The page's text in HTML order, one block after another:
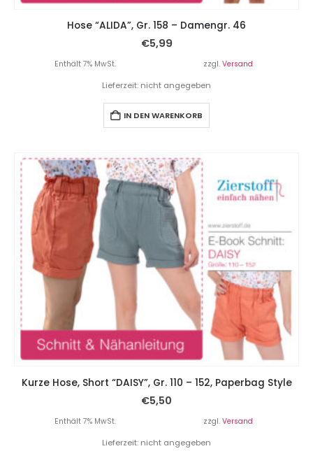
Hose “ALIDA”, Gr. 158 – Damengr. 46
€5,99
Enthält 7% MwSt. zzgl. Versand
Lieferzeit: nicht angegeben
IN DEN WARENKORB
Kurze Hose, Short “DAISY”, Gr. 110 – 152, Paperbag Style
€5,50
Enthält 7% MwSt. zzgl. Versand
Lieferzeit: nicht angegeben